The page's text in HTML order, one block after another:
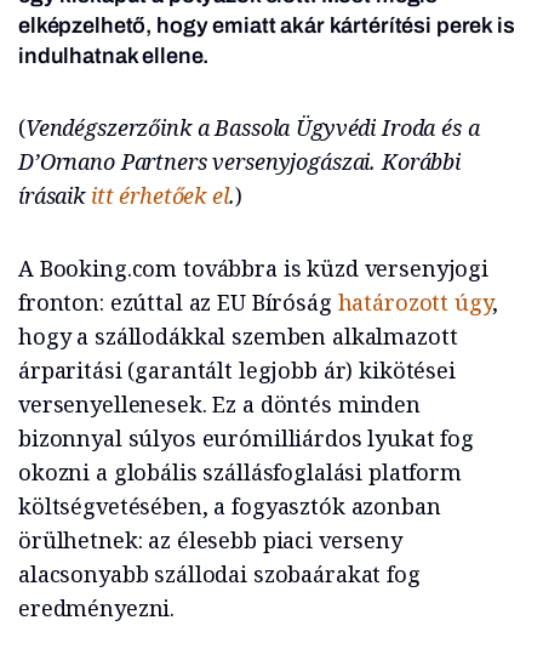
elképzelhető, hogy emiatt akár kártérítési perek is
indulhatnak ellene.
(Vendégszerzőink a Bassola Ügyvédi Iroda és a
D’Ornano Partners versenyjogászai. Korábbi
írásaikitt érhetőek el.)
A Booking.com továbbra is küzd versenyjogi
fronton: ezúttal az EU Bíróság határozott úgy,
hogy a szállodákkal szemben alkalmazott
árparitási (garantált legjobb ár) kikötései
versenyellenesek. Ez a döntés minden
bizonnyal súlyos eurómilliárdos lyukat fog
okozni a globális szállásfoglalási platform
költségvetésében, a fogyasztók azonban
örülhetnek: az élesebb piaci verseny
alacsonyabb szállodai szobaárakat fog
eredményezni.